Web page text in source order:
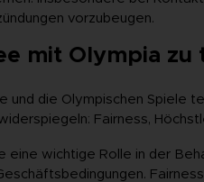
vorzubeugen.
mit Olympia zu
und die Olympischen Spiele
Fairness,
eine wichtige Rolle in der